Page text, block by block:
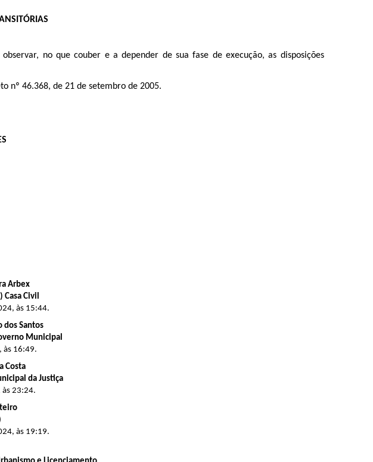
no que couber e a depender de sua fase de execução, as disposições
nº 46.368, de 21 de setembro de 2005.
Arbex
Civil
às 15:44.
dos Santos
Municipal
às 16:49.
Costa
da Justiça
23:24.
às 19:19.